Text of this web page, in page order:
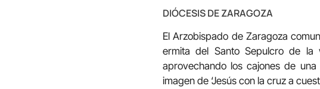
DIÓCESIS DE ZARAGOZA
El Arzobispado de Zaragoza
ermita del Santo Sepulcro de la
aprovechando los cajones de
imagen de ‘Jesús con la cruz a